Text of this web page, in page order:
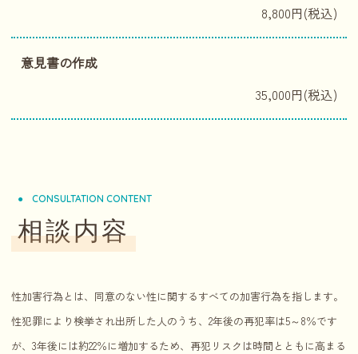
8,800円(税込)
意見書の作成
35,000円(税込)
CONSULTATION CONTENT
相談内容
性加害行為とは、同意のない性に関するすべての加害行為を指します。
性犯罪により検挙され出所した人のうち、2年後の再犯率は5～8％です
が、3年後には約22％に増加するため、再犯リスクは時間とともに高まる